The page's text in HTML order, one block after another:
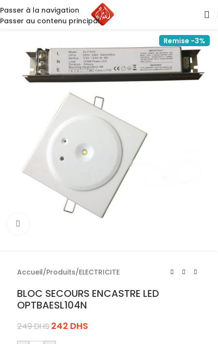
Passer à la navigation
Passer au contenu principal
Remise -3%
Accueil/Produits/ELECTRICITE
BLOC SECOURS ENCASTRE LED
OPTBAESL104N
249DHS 242 DHS